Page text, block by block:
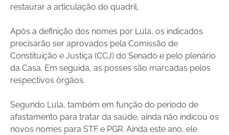
restaurar a articulação do quadril.
Após a definição dos nomes por Lula, os indicados
precisarão ser aprovados pela Comissão de
Constituição e Justiça (CCJ) do Senado e pelo plenário
da Casa. Em seguida, as posses são marcadas pelos
respectivos órgãos.
Segundo Lula, também em função do período de
afastamento para tratar da saúde, ainda não indicou os
novos nomes para STF e PGR. Ainda este ano, ele